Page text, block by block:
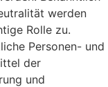
werden
Rolle zu.
Personen- und
der
und